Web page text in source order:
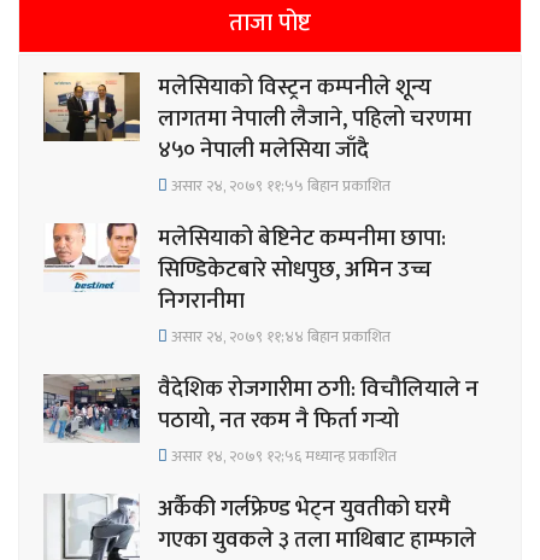
ताजा पोष्ट
मलेसियाको विस्ट्रन कम्पनीले शून्य
लागतमा नेपाली लैजाने, पहिलो चरणमा
४५० नेपाली मलेसिया जाँदै
असार २४, २०७९ ११;५५ बिहान प्रकाशित
मलेसियाको बेष्टिनेट कम्पनीमा छापा:
सिण्डिकेटबारे सोधपुछ, अमिन उच्च
निगरानीमा
असार २४, २०७९ ११;४४ बिहान प्रकाशित
वैदेशिक रोजगारीमा ठगी: विचौलियाले न
पठायो, नत रकम नै फिर्ता गर्‍यो
असार १४, २०७९ १२;५६ मध्यान्ह प्रकाशित
अर्कैकी गर्लफ्रेण्ड भेट्न युवतीको घरमै
गएका युवकले ३ तला माथिबाट हाम्फाले